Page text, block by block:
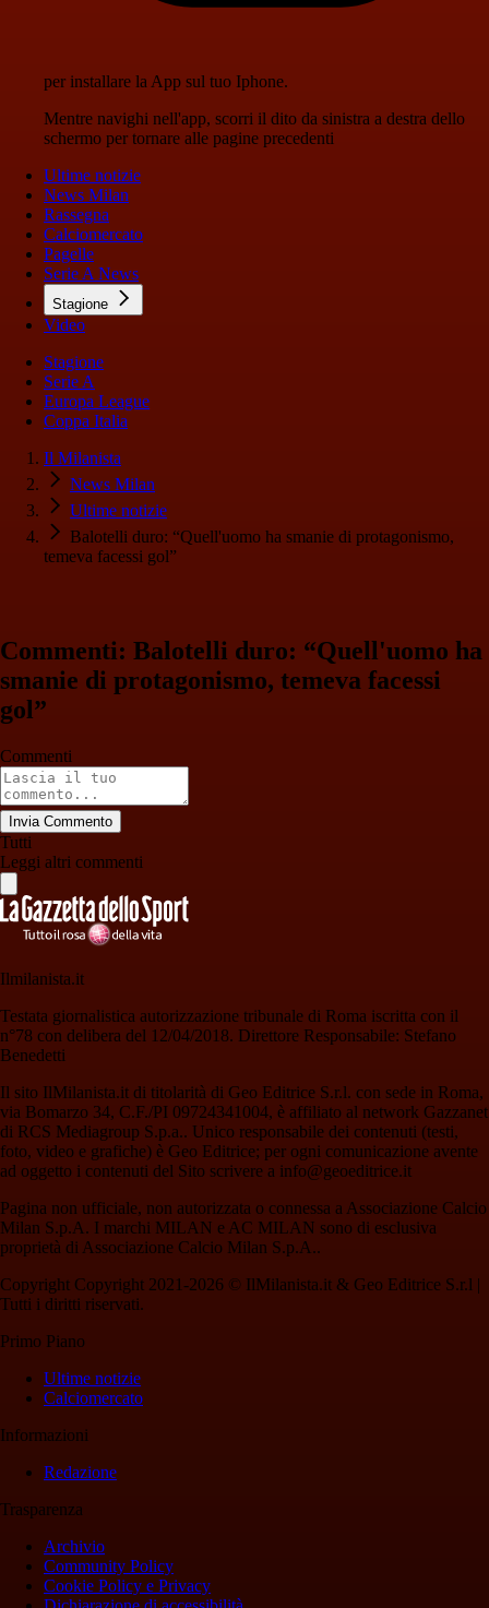
per installare la App sul tuo Iphone.
Mentre navighi nell'app, scorri il dito da sinistra a destra dello
schermo per tornare alle pagine precedenti
Ultime notizie
News Milan
Rassegna
Calciomercato
Pagelle
Serie A News
Stagione
Video
Stagione
Serie A
Europa League
Coppa Italia
Il Milanista
News Milan
Ultime notizie
Balotelli duro: “Quell'uomo ha smanie di protagonismo,
temeva facessi gol”
Commenti: Balotelli duro: “Quell'uomo ha
smanie di protagonismo, temeva facessi
gol”
Commenti
Invia Commento
Tutti
Leggi altri commenti
Ilmilanista.it
Testata giornalistica autorizzazione tribunale di Roma iscritta con il
n°78 con delibera del 12/04/2018. Direttore Responsabile: Stefano
Benedetti
Il sito IlMilanista.it di titolarità di Geo Editrice S.r.l. con sede in Roma,
via Bomarzo 34, C.F./PI 09724341004, è affiliato al network Gazzanet
di RCS Mediagroup S.p.a.. Unico responsabile dei contenuti (testi,
foto, video e grafiche) è Geo Editrice; per ogni comunicazione avente
ad oggetto i contenuti del Sito scrivere a info@geoeditrice.it
Pagina non ufficiale, non autorizzata o connessa a Associazione Calcio
Milan S.p.A. I marchi MILAN e AC MILAN sono di esclusiva
proprietà di Associazione Calcio Milan S.p.A..
Copyright Copyright 2021-2026 © IlMilanista.it & Geo Editrice S.r.l |
Tutti i diritti riservati.
Primo Piano
Ultime notizie
Calciomercato
Informazioni
Redazione
Trasparenza
Archivio
Community Policy
Cookie Policy e Privacy